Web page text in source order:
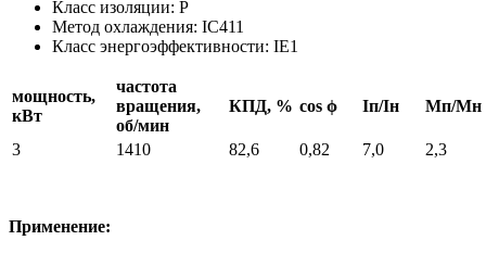
Класс изоляции: P
Метод охлаждения: IC411
Класс энергоэффективности: IE1
мощность,
кВт
частота
вращения,
об/мин
КПД, % cos ϕ Iп/Iн Мп/Мн
3 1410 82,6 0,82 7,0 2,3
Применение: